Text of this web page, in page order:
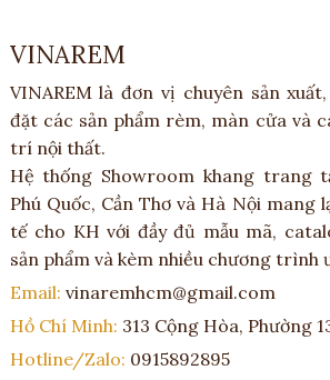
VINAREM
VINAREM là đơn vị chuyên sản
đặt các sản phẩm rèm, màn cửa và
trí nội thất.
Hệ thống Showroom khang trang
Phú Quốc, Cần Thơ và Hà Nội mang
tế cho KH với đầy đủ mẫu mã,
sản phẩm và kèm nhiều chương trình
Email: vinaremhcm@gmail.com
Hồ Chí Minh: 313 Cộng Hòa, Phường
Hotline/Zalo: 0915892895